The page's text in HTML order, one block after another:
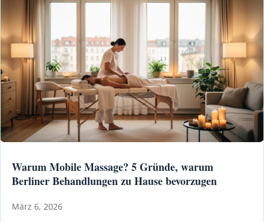
Warum Mobile Massage? 5 Gründe, warum
Berliner Behandlungen zu Hause bevorzugen
März 6, 2026